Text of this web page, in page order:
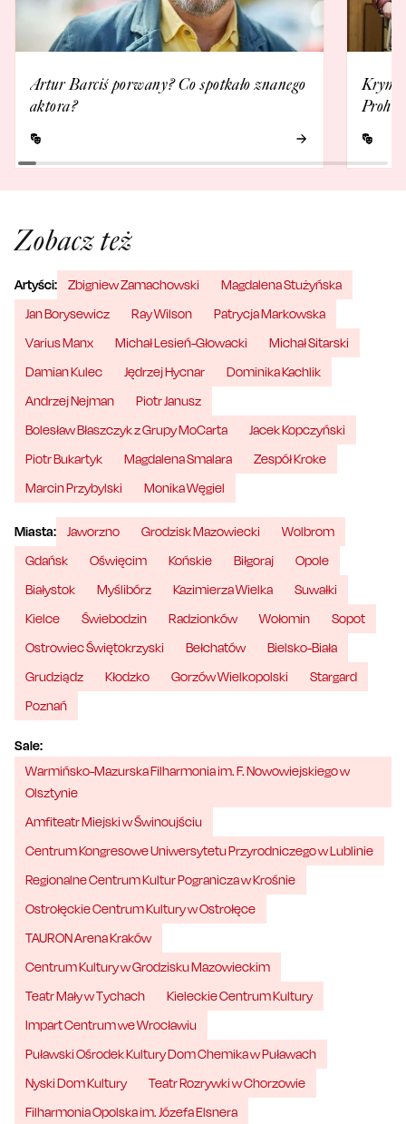
Artur Barciś porwany? Co spotkało znanego
aktora?
Zobacz też
Artyści: Zbigniew Zamachowski
Magdalena Stużyńska
Jan Borysewicz
Ray Wilson
Patrycja Markowska
Varius Manx
Michał Lesień-Głowacki
Michał Sitarski
Damian Kulec
Jędrzej Hycnar
Dominika Kachlik
Andrzej Nejman
Piotr Janusz
Bolesław Błaszczyk z Grupy MoCarta
Jacek Kopczyński
Piotr Bukartyk
Magdalena Smalara
Zespół Kroke
Marcin Przybylski
Monika Węgiel
Miasta: Jaworzno Grodzisk Mazowiecki
Wolbrom
Gdańsk
Oświęcim Końskie Biłgoraj
Opole
Białystok
Myślibórz Kazimierza Wielka
Suwałki
Kielce
Świebodzin Radzionków Wołomin
Sopot
Ostrowiec Świętokrzyski
Bełchatów
Bielsko-Biała
Grudziądz
Kłodzko Gorzów Wielkopolski
Stargard
Poznań
Sale:
Warmińsko-Mazurska Filharmonia im. F. Nowowiejskiego w
Olsztynie
Amfiteatr Miejski w Świnoujściu
Centrum Kongresowe Uniwersytetu Przyrodniczego w Lublinie
Regionalne Centrum Kultur Pogranicza w Krośnie
Ostrołęckie Centrum Kultury w Ostrołęce
TAURON Arena Kraków
Centrum Kultury w Grodzisku Mazowieckim
Teatr Mały w Tychach
Kieleckie Centrum Kultury
Impart Centrum we Wrocławiu
Puławski Ośrodek Kultury Dom Chemika w Puławach
Nyski Dom Kultury
Teatr Rozrywki w Chorzowie
Filharmonia Opolska im. Józefa Elsnera